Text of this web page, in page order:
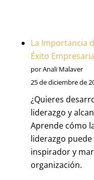
La Importancia
Éxito
por Anali Malaver
25 de diciembre de
¿Quieres
liderazgo y
Aprende cómo
liderazgo
inspirador y
organización.